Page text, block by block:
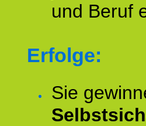
und Beruf
Erfolge:
Sie